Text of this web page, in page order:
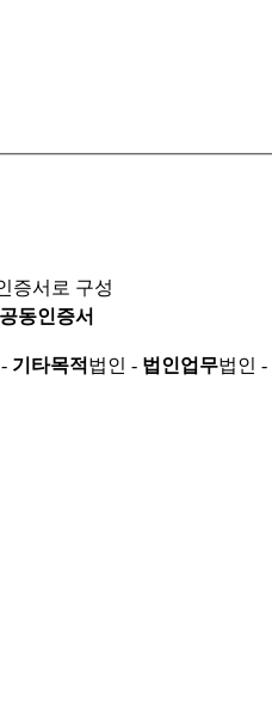
증서로 구성
동인증서
기타목적 법인 - 법인업무법인 -